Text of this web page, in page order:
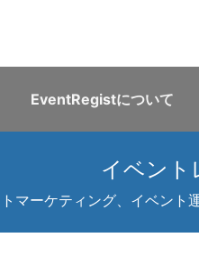
EventRegistについて
イベント
マーケティング、イベント